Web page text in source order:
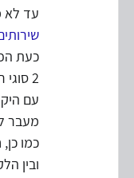
עד לא
כעת
עם
מעבר
כמו
ובין